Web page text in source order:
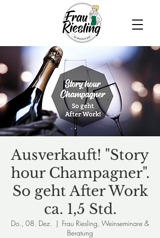
Ausverkauft! "Story
hour Champagner".
So geht After Work
ca. 1,5 Std.
Do., 08. Dez.
  |
Frau Riesling, Weinseminare &
Beratung